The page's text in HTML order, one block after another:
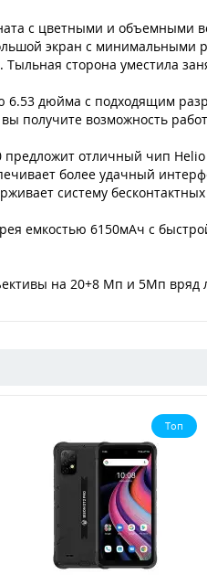
с цветными и объемными
экран с минимальными
сторона уместила
дюйма c подходящим
получите возможность
отличный чип
более удачный
систему
емкостью 6150мАч с
на 20+8 Мп и 5Мп вряд
Топ